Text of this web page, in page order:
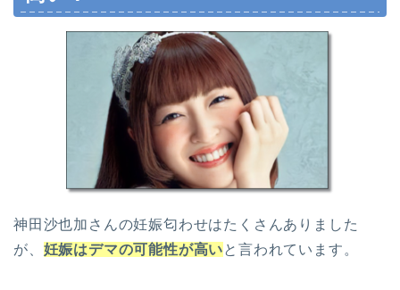
神田沙也加さんの妊娠匂わせはたくさんありました
が、 妊娠はデマの可能性が高いと言われています。